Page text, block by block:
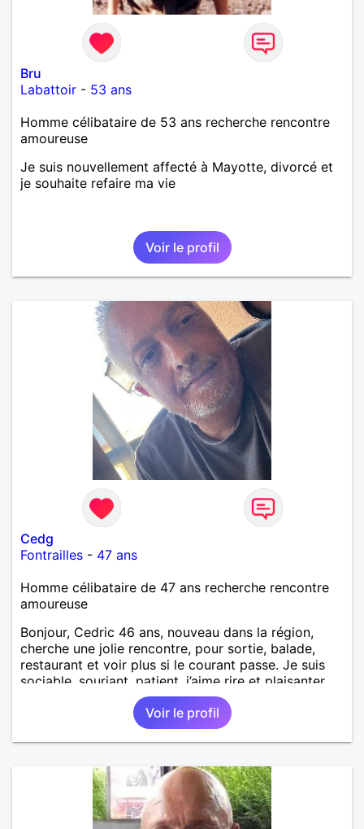
Bru
Labattoir - 53 ans
Homme célibataire de 53 ans recherche rencontre
amoureuse
Je suis nouvellement affecté à Mayotte, divorcé et
je souhaite refaire ma vie
Voir le profil
Cedg
Fontrailles - 47 ans
Homme célibataire de 47 ans recherche rencontre
amoureuse
Bonjour, Cedric 46 ans, nouveau dans la région,
cherche une jolie rencontre, pour sortie, balade,
restaurant et voir plus si le courant passe. Je suis
sociable, souriant, patient, j’aime rire et plaisanter..
Voir le profil